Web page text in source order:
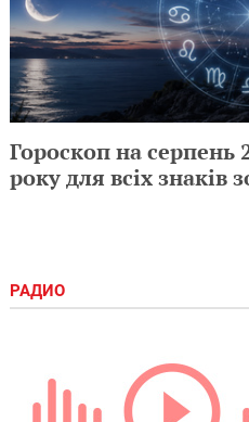
Гороскоп на серпень
року для всіх знаків
РАДИО